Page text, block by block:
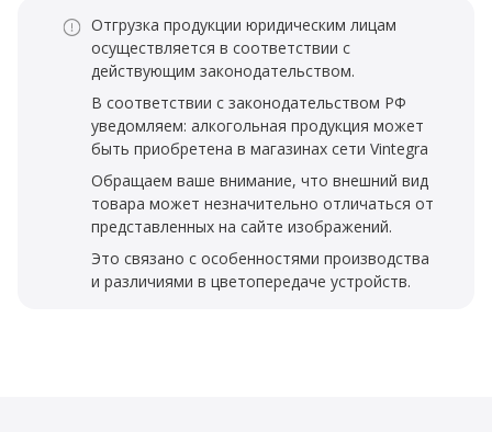
Отгрузка продукции юридическим лицам
осуществляется в соответствии с
действующим законодательством.
В соответствии с законодательством РФ
уведомляем: алкогольная продукция может
быть приобретена в магазинах сети Vintegra
Обращаем ваше внимание, что внешний вид
товара может незначительно отличаться от
представленных на сайте изображений.
Это связано с особенностями производства
и различиями в цветопередаче устройств.